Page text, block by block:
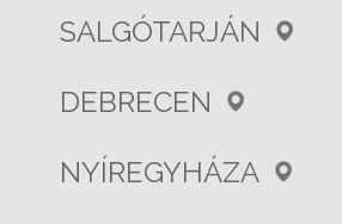
SALGÓTARJÁN
DEBRECEN
NYÍREGYHÁZA